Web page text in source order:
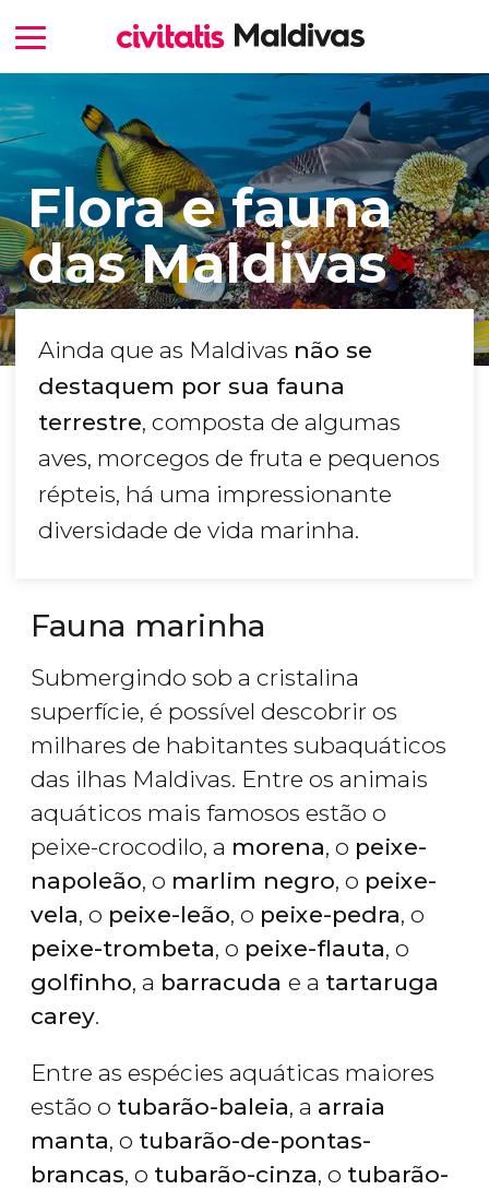
Flora e fauna
das Maldivas
Ainda que as Maldivas não se
destaquem por sua fauna
terrestre, composta de algumas
aves, morcegos de fruta e pequenos
répteis, há uma impressionante
diversidade de vida marinha.
Fauna marinha
Submergindo sob a cristalina
superfície, é possível descobrir os
milhares de habitantes subaquáticos
das ilhas Maldivas. Entre os animais
aquáticos mais famosos estão o
peixe-crocodilo, a morena, o peixe-
napoleão, o marlim negro, o peixe-
vela, o peixe-leão, o peixe-pedra, o
peixe-trombeta, o peixe-flauta, o
golfinho, a barracuda e a tartaruga
carey.
Entre as espécies aquáticas maiores
estão o tubarão-baleia, a arraia
manta, o tubarão-de-pontas-
brancas, o tubarão-cinza, o tubarão-